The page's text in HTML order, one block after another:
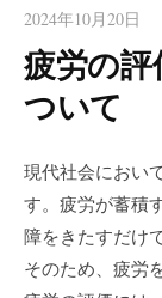
ス
キ
プ
2024年10月20日
疲労の
ついて
現代社会におい
す。疲労が蓄積
障をきたすだけ
そのため、疲労